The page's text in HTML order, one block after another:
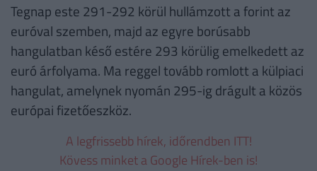
Tegnap este 291-292 körül hullámzott a forint az
euróval szemben, majd az egyre borúsabb
hangulatban késő estére 293 körülig emelkedett az
euró árfolyama. Ma reggel tovább romlott a külpiaci
hangulat, amelynek nyomán 295-ig drágult a közös
európai fizetőeszköz.
A legfrissebb hírek, időrendben ITT!
Kövess minket a Google Hírek-ben is!